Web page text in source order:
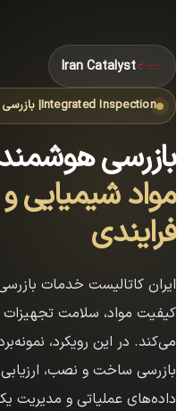
Iran Catalyst
Integrated Inspection
|
بازرسی
مواد شیمیایی
فرایندی
ایران کاتالیست خدمات
کیفیت مواد، سلامت تجهیزات
می‌کند. در این رویکرد،
بازرسی ساخت و نصب،
داده‌های عملیاتی و مدیریت